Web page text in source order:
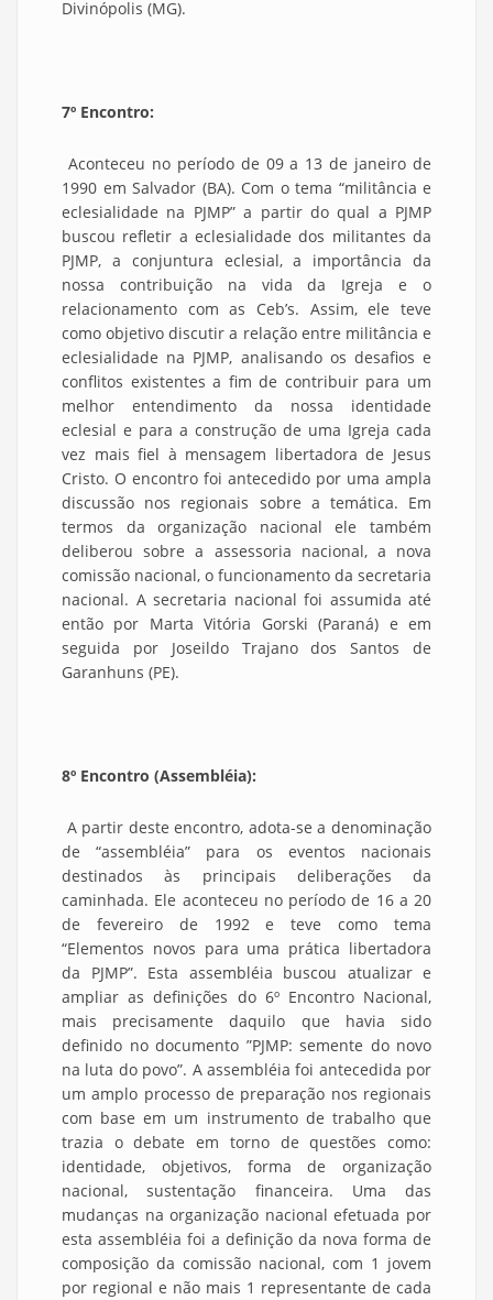
Divinópolis (MG).
7º Encontro:
Aconteceu no período de 09 a 13 de janeiro de
1990 em Salvador (BA). Com o tema “militância e
eclesialidade na PJMP” a partir do qual a PJMP
buscou refletir a eclesialidade dos militantes da
PJMP, a conjuntura eclesial, a importância da
nossa contribuição na vida da Igreja e o
relacionamento com as Ceb’s. Assim, ele teve
como objetivo discutir a relação entre militância e
eclesialidade na PJMP, analisando os desafios e
conflitos existentes a fim de contribuir para um
melhor entendimento da nossa identidade
eclesial e para a construção de uma Igreja cada
vez mais fiel à mensagem libertadora de Jesus
Cristo. O encontro foi antecedido por uma ampla
discussão nos regionais sobre a temática. Em
termos da organização nacional ele também
deliberou sobre a assessoria nacional, a nova
comissão nacional, o funcionamento da secretaria
nacional. A secretaria nacional foi assumida até
então por Marta Vitória Gorski (Paraná) e em
seguida por Joseildo Trajano dos Santos de
Garanhuns (PE).
8º Encontro (Assembléia):
A partir deste encontro, adota-se a denominação
de “assembléia” para os eventos nacionais
destinados às principais deliberações da
caminhada. Ele aconteceu no período de 16 a 20
de fevereiro de 1992 e teve como tema
“Elementos novos para uma prática libertadora
da PJMP”. Esta assembléia buscou atualizar e
ampliar as definições do 6º Encontro Nacional,
mais precisamente daquilo que havia sido
definido no documento ”PJMP: semente do novo
na luta do povo”. A assembléia foi antecedida por
um amplo processo de preparação nos regionais
com base em um instrumento de trabalho que
trazia o debate em torno de questões como:
identidade, objetivos, forma de organização
nacional, sustentação financeira. Uma das
mudanças na organização nacional efetuada por
esta assembléia foi a definição da nova forma de
composição da comissão nacional, com 1 jovem
por regional e não mais 1 representante de cada